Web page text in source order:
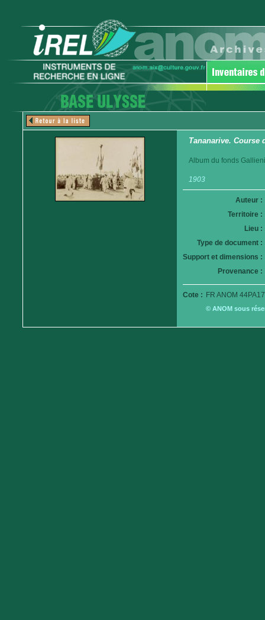
Tananarive. Course
Album du fonds
1903
Auteur :
Territoire :
Lieu :
Type de document :
Support et dimensions :
Provenance :
Cote : FR ANOM
© ANOM sous